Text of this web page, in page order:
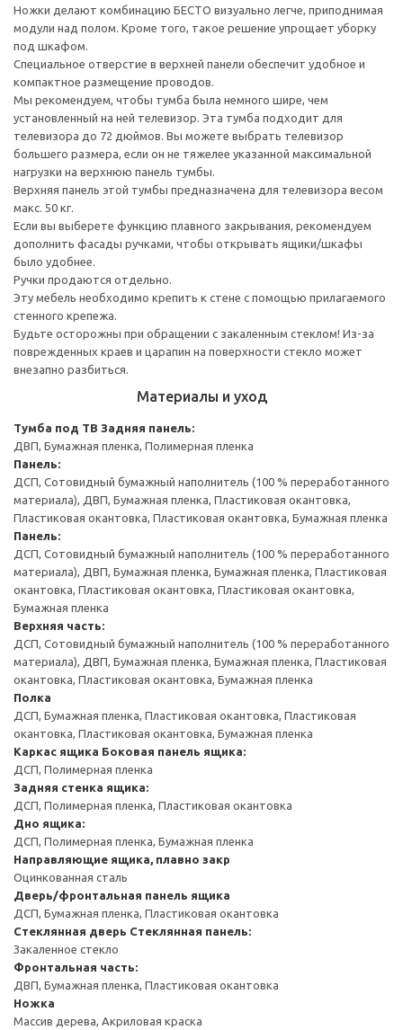
Ножки делают комбинацию БЕСТО визуально легче, приподнимая
модули над полом. Кроме того, такое решение упрощает уборку
под шкафом.
Специальное отверстие в верхней панели обеспечит удобное и
компактное размещение проводов.
Мы рекомендуем, чтобы тумба была немного шире, чем
установленный на ней телевизор. Эта тумба подходит для
телевизора до 72 дюймов. Вы можете выбрать телевизор
большего размера, если он не тяжелее указанной максимальной
нагрузки на верхнюю панель тумбы.
Верхняя панель этой тумбы предназначена для телевизора весом
макс. 50 кг.
Если вы выберете функцию плавного закрывания, рекомендуем
дополнить фасады ручками, чтобы открывать ящики/шкафы
было удобнее.
Ручки продаются отдельно.
Эту мебель необходимо крепить к стене с помощью прилагаемого
стенного крепежа.
Будьте осторожны при обращении с закаленным стеклом! Из-за
поврежденных краев и царапин на поверхности стекло может
внезапно разбиться.
Материалы и уход
Тумба под ТВ Задняя панель:
ДВП, Бумажная пленка, Полимерная пленка
Панель:
ДСП, Сотовидный бумажный наполнитель (100 % переработанного
материала), ДВП, Бумажная пленка, Пластиковая окантовка,
Пластиковая окантовка, Пластиковая окантовка, Бумажная пленка
Панель:
ДСП, Сотовидный бумажный наполнитель (100 % переработанного
материала), ДВП, Бумажная пленка, Бумажная пленка, Пластиковая
окантовка, Пластиковая окантовка, Пластиковая окантовка,
Бумажная пленка
Верхняя часть:
ДСП, Сотовидный бумажный наполнитель (100 % переработанного
материала), ДВП, Бумажная пленка, Бумажная пленка, Пластиковая
окантовка, Пластиковая окантовка, Бумажная пленка
Полка
ДСП, Бумажная пленка, Пластиковая окантовка, Пластиковая
окантовка, Пластиковая окантовка, Бумажная пленка
Каркас ящика Боковая панель ящика:
ДСП, Полимерная пленка
Задняя стенка ящика:
ДСП, Полимерная пленка, Пластиковая окантовка
Дно ящика:
ДСП, Полимерная пленка, Бумажная пленка
Направляющие ящика, плавно закр
Оцинкованная сталь
Дверь/фронтальная панель ящика
ДСП, Бумажная пленка, Пластиковая окантовка
Стеклянная дверь Стеклянная панель:
Закаленное стекло
Фронтальная часть:
ДВП, Бумажная пленка, Пластиковая окантовка
Ножка
Массив дерева, Акриловая краска